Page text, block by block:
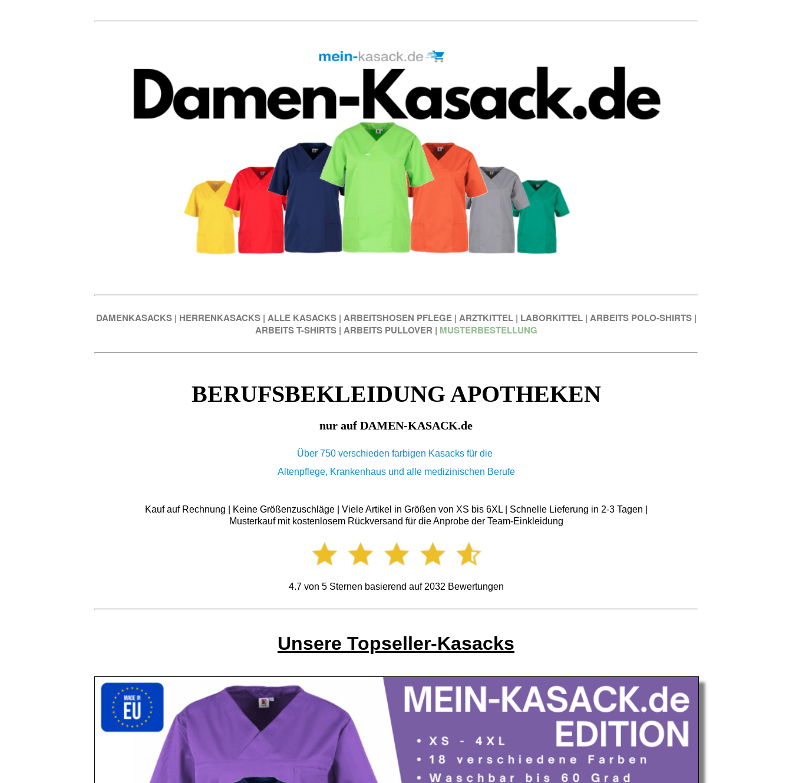
DAMENKASACKS | HERRENKASACKS | ALLE KASACKS | ARBEITSHOSEN PFLEGE | ARZTKITTEL | LABORKITTEL | ARBEITS POLO-SHIRTS |
ARBEITS T-SHIRTS | ARBEITS PULLOVER | MUSTERBESTELLUNG
BERUFSBEKLEIDUNG APOTHEKEN
nur auf DAMEN-KASACK.de
Über 750 verschieden farbigen Kasacks für die
Altenpflege, Krankenhaus und alle medizinischen Berufe
Kauf auf Rechnung | Keine Größenzuschläge | Viele Artikel in Größen von XS bis 6XL | Schnelle Lieferung in 2-3 Tagen |
Musterkauf mit kostenlosem Rückversand für die Anprobe der Team-Einkleidung
4.7von 5Sternen basierend auf 2032 Bewertungen
Unsere Topseller-Kasacks